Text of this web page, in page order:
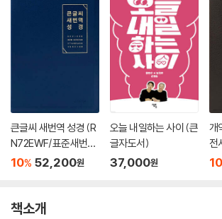
큰글씨 새번역 성경 (R
N72EWF/표준새번역
대단본/무지퍼/PU/반
10% 52,200원
오늘 내일하는 사이 (큰
글자도서)
37,000원
개
전
본
10
책소개